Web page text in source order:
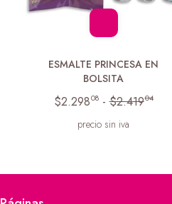
ESMALTE PRINCESA EN
BOLSITA
$2.29808 - $2.41904
precio sin iva